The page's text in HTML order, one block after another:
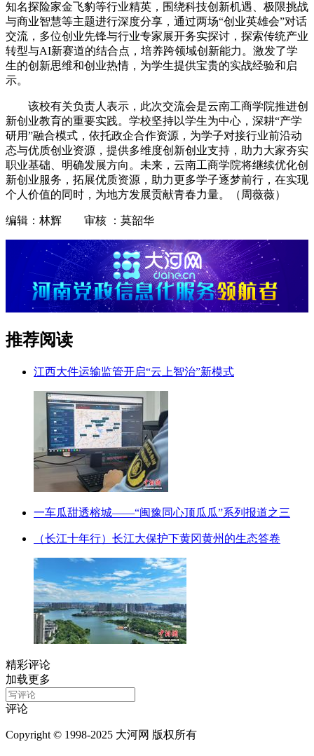
知名探险家金飞豹等行业精英，围绕科技创新机遇、极限挑战
与商业智慧等主题进行深度分享，通过两场“创业英雄会”对话
交流，多位创业先锋与行业专家展开务实探讨，探索传统产业
转型与AI新赛道的结合点，培养跨领域创新能力。激发了学
生的创新思维和创业热情，为学生提供宝贵的实战经验和启
示。
该校有关负责人表示，此次交流会是云南工商学院推进创
新创业教育的重要实践。学校坚持以学生为中心，深耕“产学
研用”融合模式，依托政企合作资源，为学子对接行业前沿动
态与优质创业资源，提供多维度创新创业支持，助力大家夯实
职业基础、明确发展方向。未来，云南工商学院将继续优化创
新创业服务，拓展优质资源，助力更多学子逐梦前行，在实现
个人价值的同时，为地方发展贡献青春力量。（周薇薇）
编辑：林辉 审核 ：莫韶华
推荐阅读
江西大件运输监管开启“云上智治”新模式
一车瓜甜透榕城——“闽豫同心顶瓜瓜”系列报道之三
（长江十年行）长江大保护下黄冈黄州的生态答卷
精彩评论
加载更多
评论
Copyright © 1998-2025 大河网 版权所有